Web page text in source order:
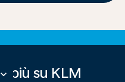
Di più su KLM
keyboard_arrow_down